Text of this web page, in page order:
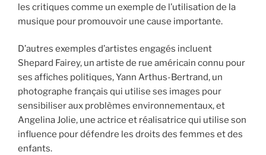
les critiques comme un exemple de l’utilisation de la
musique pour promouvoir une cause importante.
D’autres exemples d’artistes engagés incluent
Shepard Fairey, un artiste de rue américain connu pour
ses affiches politiques, Yann Arthus-Bertrand, un
photographe français qui utilise ses images pour
sensibiliser aux problèmes environnementaux, et
Angelina Jolie, une actrice et réalisatrice qui utilise son
influence pour défendre les droits des femmes et des
enfants.